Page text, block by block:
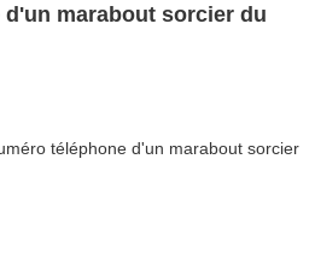
marabout sorcier du